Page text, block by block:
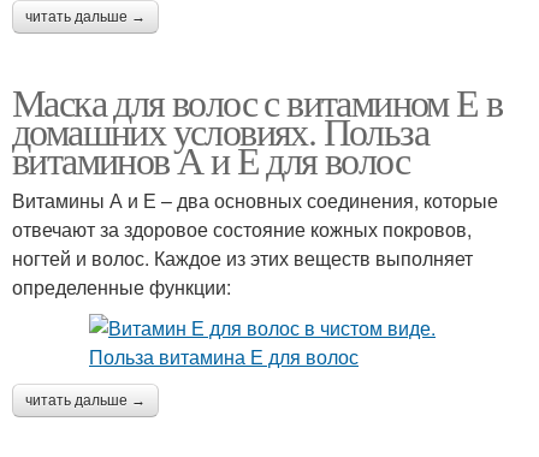
читать дальше →
Маска для волос с витамином Е в
домашних условиях. Польза
витаминов А и Е для волос
Витамины А и Е – два основных соединения, которые
отвечают за здоровое состояние кожных покровов,
ногтей и волос. Каждое из этих веществ выполняет
определенные функции:
читать дальше →